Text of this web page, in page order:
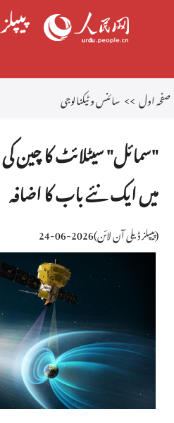
صفحہ اول>> سائنس و ٹیکنالوجی
"سمائل" سیٹلائٹ کا چین
میں ایک نئے باب کا اضافہ
(پیپلز ڈیلی آن لائن)
2026-06-24